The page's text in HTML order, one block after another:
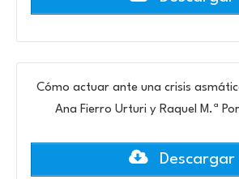
Cómo actuar ante una crisis
Ana Fierro Urturi y Raquel M.ª
Descargar